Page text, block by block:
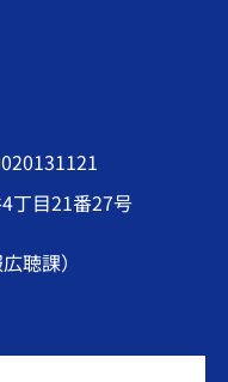
丁目21番27号
聴課）